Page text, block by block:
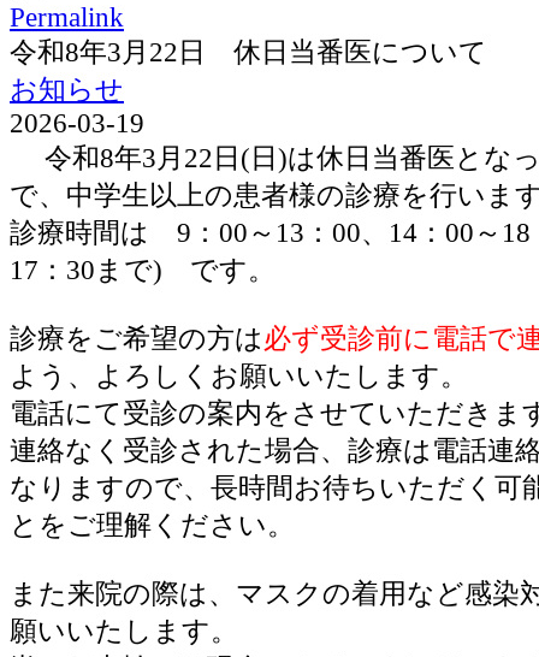
Permalink
令和8年3月22日 休日当番医について
お知らせ
2026-03-19
令和8年3月22日(日)は休日当番医とな
で、中学生以上の患者様の診療を行いま
診療時間は 9：00～13：00、14：00～
17：30まで) です。
診療をご希望の方は必ず受診前に電話で
よう、よろしくお願いいたします。
電話にて受診の案内をさせていただきま
連絡なく受診された場合、診療は電話連
なりますので、長時間お待ちいただく可
とをご理解ください。
また来院の際は、マスクの着用など感染
願いいたします。